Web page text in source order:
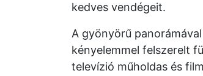
kedves vendégeit.
A gyönyörű
kényelemmel felszerelt
televízió műholdas és